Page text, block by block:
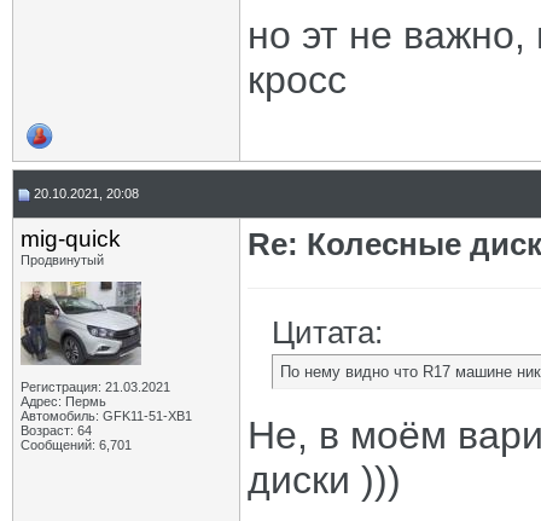
но эт не
кросс
20.10.2021, 20:08
mig-quick
Продвинутый
Регистрация: 21.03.2021
Адрес: Пермь
Автомобиль: GFK11-51-ХВ1
Возраст: 64
Сообщений: 6,701
Re: Колесные
Цитата:
По нему видно что R17 машине
Не, в моём
диски )))